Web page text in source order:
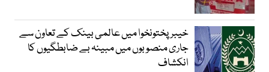
خیبرپختونخوا میں عالمی بینک کے تعاون سے
جاری منصوبوں میں مبینہ بے ضابطگیوں کا
انکشاف